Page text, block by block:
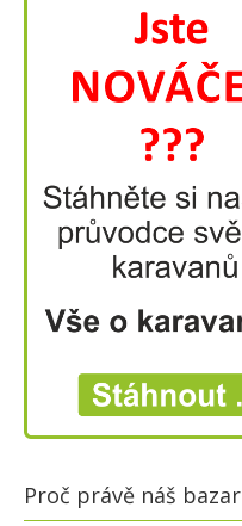
Proč právě náš bazar